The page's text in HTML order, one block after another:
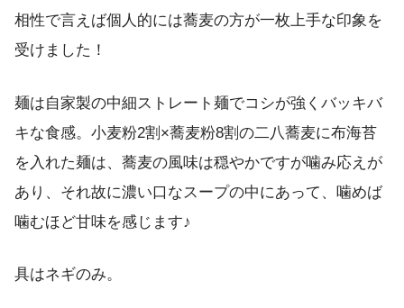
相性で言えば個人的には蕎麦の方が一枚上手な印象を
受けました！
麺は自家製の中細ストレート麺でコシが強くバッキバ
キな食感。小麦粉2割×蕎麦粉8割の二八蕎麦に布海苔
を入れた麺は、蕎麦の風味は穏やかですが噛み応えが
あり、それ故に濃い口なスープの中にあって、噛めば
噛むほど甘味を感じます♪
具はネギのみ。